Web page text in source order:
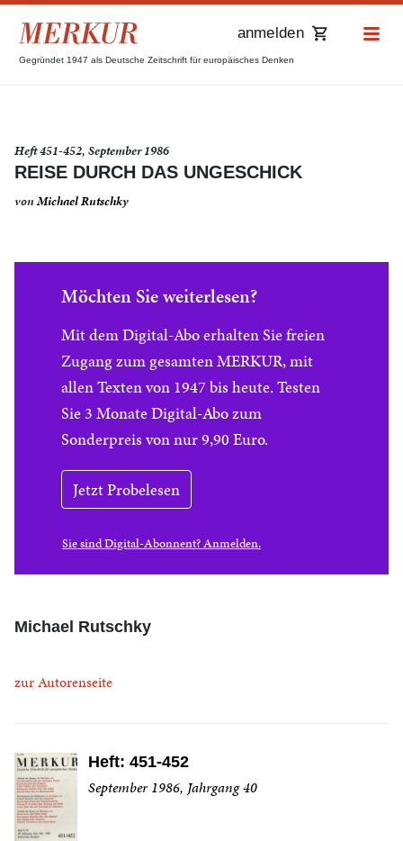
Gegründet 1947 als Deutsche Zeitschrift für europäisches Denken
anmelden
Heft 451-452, September 1986
REISE DURCH DAS UNGESCHICK
vonMichael Rutschky
Möchten Sie weiterlesen?
Mit dem Digital-Abo erhalten Sie freien
Zugang zum gesamten MERKUR, mit
allen Texten von 1947 bis heute. Testen
Sie 3 Monate Digital-Abo zum
Sonderpreis von nur 9,90 Euro.
Jetzt Probelesen
Sie sind Digital-Abonnent? Anmelden.
Michael Rutschky
zur Autorenseite
Heft: 451-452
September 1986, Jahrgang 40